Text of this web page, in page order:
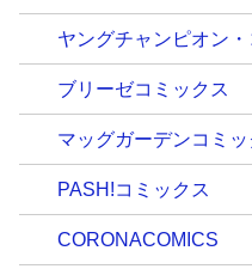
ヤングチャンピオン
ブリーゼコミックス
マッグガーデンコミ
PASH!コミックス
CORONACOMICS